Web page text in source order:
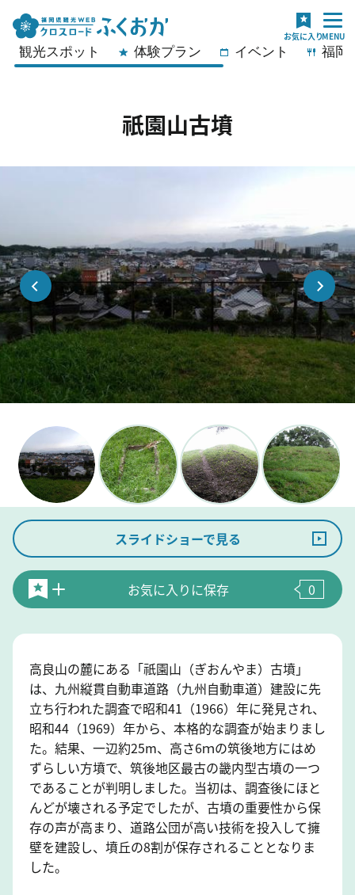
観光スポット 体験プラン イベント 福岡
祇園山古墳
スライドショーで見る
お気に入りに保存 0
高良山の麓にある「祇園山（ぎおんやま）古墳」
は、九州縦貫自動車道路（九州自動車道）建設に先
立ち行われた調査で昭和41（1966）年に発見され、
昭和44（1969）年から、本格的な調査が始まりまし
た。結果、一辺約25m、高さ6ｍの筑後地方にはめ
ずらしい方墳で、筑後地区最古の畿内型古墳の一つ
であることが判明しました。当初は、調査後にほと
んどが壊される予定でしたが、古墳の重要性から保
存の声が高まり、道路公団が高い技術を投入して擁
壁を建設し、墳丘の8割が保存されることとなりま
した。